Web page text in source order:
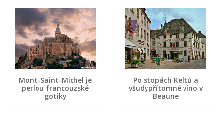
Mont-Saint-Michel je
perlou francouzské
gotiky
Po stopách Keltů a
všudypřítomné víno v
Beaune